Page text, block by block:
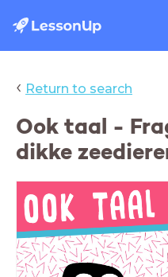
‹ Return to search
Ook taal -
dikke